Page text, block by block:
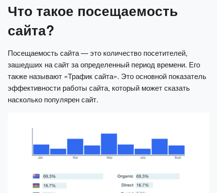
Что такое посещаемость
сайта?
Посещаемость сайта — это количество посетителей,
зашедших на сайт за определенный период времени. Его
также называют «Трафик сайта». Это основной показатель
эффективности работы сайта, который может сказать
насколько популярен сайт.